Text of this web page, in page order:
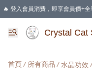
🔥 登入會員消費，即享會員價+
🛍️ 購物滿HKD 400 即享免運費優惠
Crystal Cat
首頁 / 所有商品 / 水晶功效 /